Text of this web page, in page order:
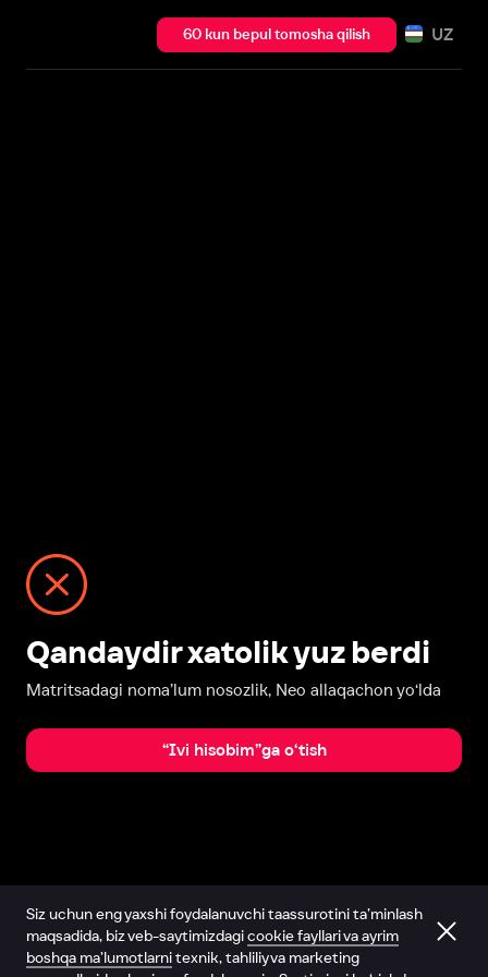
60 kun bepul tomosha qilish UZ
Qandaydir xatolik yuz berdi
Matritsadagi noma’lum nosozlik, Neo allaqachon yo‘lda
“Ivi hisobim”ga o‘tish
Siz uchun eng yaxshi foydalanuvchi taassurotini ta’minlash
maqsadida, biz veb-saytimizdagicookie fayllari va ayrim
boshqa ma’lumotlarnitexnik, tahliliy va marketing